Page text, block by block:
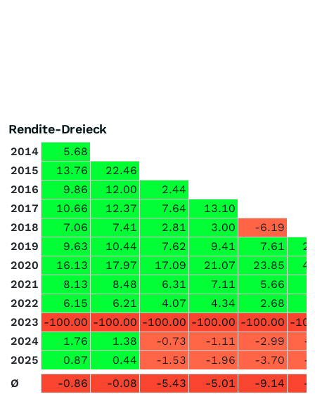
Rendite-Dreieck
2014
5.68
2015
13.76
22.46
2016
9.86 12.00
2.44
2017
10.66 12.37 7.64
13.10
2018
7.06 7.41 2.81 3.00
-6.19
2019
9.63 10.44 7.62 9.41 7.61
2020
16.13 17.97 17.09 21.07 23.85
2021
8.13 8.48 6.31 7.11 5.66
2022
6.15 6.21 4.07 4.34 2.68
2023 -100.00 -100.00 -100.00 -100.00 -100.00 -
2024
1.76 1.38 -0.73 -1.11 -2.99
-
2025
0.87 0.44 -1.53 -1.96 -3.70
-
Ø
-0.86 -0.08 -5.43 -5.01 -9.14
-